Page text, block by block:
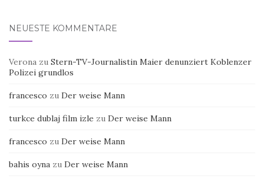
NEUESTE KOMMENTARE
Verona zu Stern-TV-Journalistin Maier denunziert Koblenzer
Polizei grundlos
francesco zu Der weise Mann
turkce dublaj film izle zu Der weise Mann
francesco zu Der weise Mann
bahis oyna zu Der weise Mann